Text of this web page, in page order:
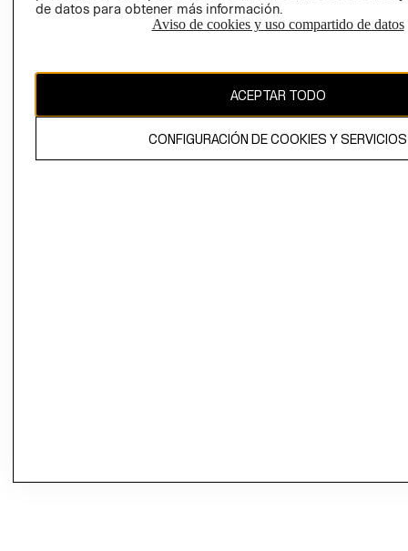
El contenido de esta página web está protegido por copyright y es
propiedad de H&M Hennes & Mauritz AB.
de datos para obtener más información.
Aviso de cookies y uso compartido de datos
ACEPTAR TODO
CONFIGURACIÓN DE COOKIES Y SERVICIOS